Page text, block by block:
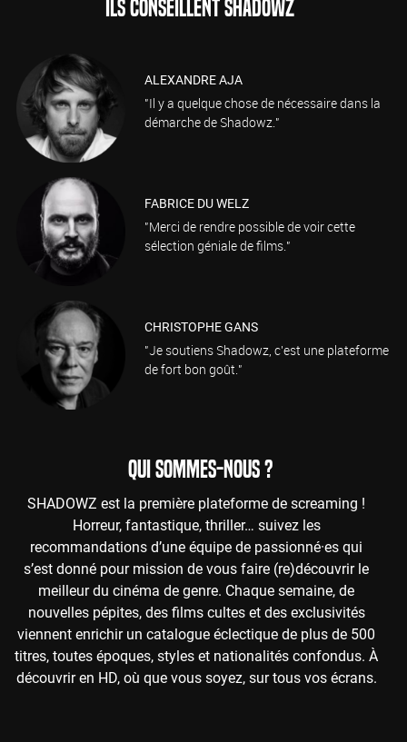
ILS CONSEILLENT SHADOWZ
ALEXANDRE AJA
"Il y a quelque chose de nécessaire dans la
démarche de Shadowz."
FABRICE DU WELZ
"Merci de rendre possible de voir cette
sélection géniale de films."
CHRISTOPHE GANS
"Je soutiens Shadowz, c'est une plateforme
de fort bon goût."
QUI SOMMES-NOUS ?
SHADOWZ est la première plateforme de screaming !
Horreur, fantastique, thriller… suivez les
recommandations d’une équipe de passionné·es qui
s’est donné pour mission de vous faire (re)découvrir le
meilleur du cinéma de genre. Chaque semaine, de
nouvelles pépites, des films cultes et des exclusivités
viennent enrichir un catalogue éclectique de plus de 500
titres, toutes époques, styles et nationalités confondus. À
découvrir en HD, où que vous soyez, sur tous vos écrans.